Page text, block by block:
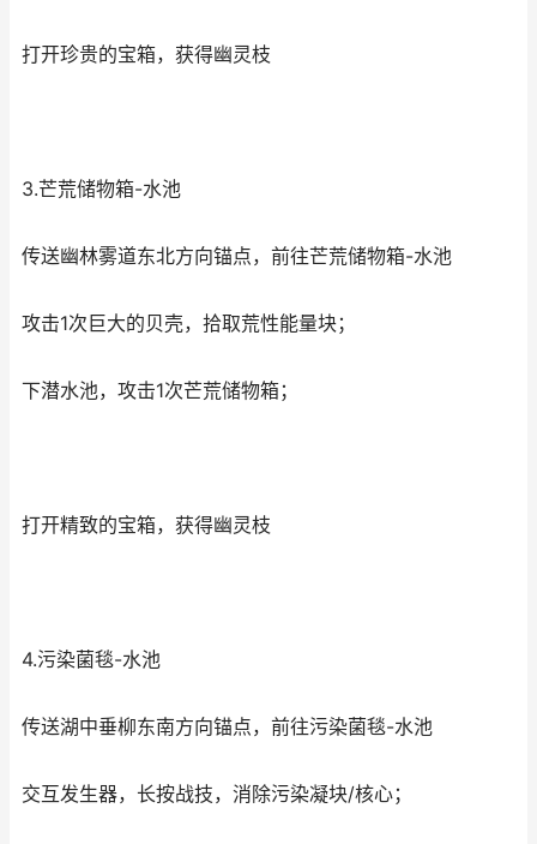
打开珍贵的宝箱，获得幽灵枝
3.芒荒储物箱-水池
传送幽林雾道东北方向锚点，前往芒荒储物箱-水池
攻击1次巨大的贝壳，拾取荒性能量块；
下潜水池，攻击1次芒荒储物箱；
打开精致的宝箱，获得幽灵枝
4.污染菌毯-水池
传送湖中垂柳东南方向锚点，前往污染菌毯-水池
交互发生器，长按战技，消除污染凝块/核心；